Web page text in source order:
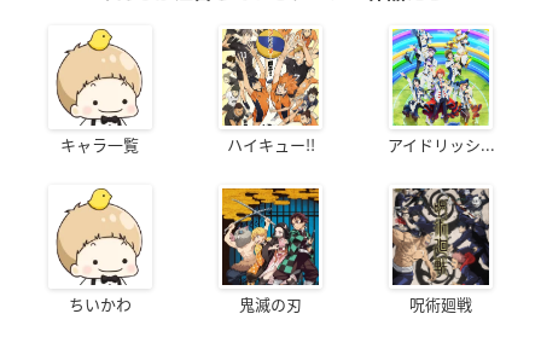
キャラ一覧 ハイキュー!! アイドリッシ...
ちいかわ 鬼滅の刃 呪術廻戦